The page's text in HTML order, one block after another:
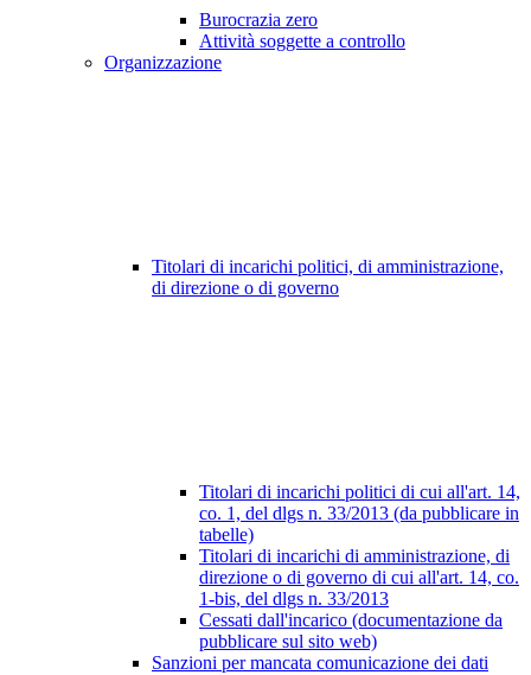
Burocrazia zero
Attività soggette a controllo
Organizzazione
Titolari di incarichi politici, di amministrazione,
di direzione o di governo
Titolari di incarichi politici di cui all'art. 14,
co. 1, del dlgs n. 33/2013 (da pubblicare in
tabelle)
Titolari di incarichi di amministrazione, di
direzione o di governo di cui all'art. 14, co.
1-bis, del dlgs n. 33/2013
Cessati dall'incarico (documentazione da
pubblicare sul sito web)
Sanzioni per mancata comunicazione dei dati